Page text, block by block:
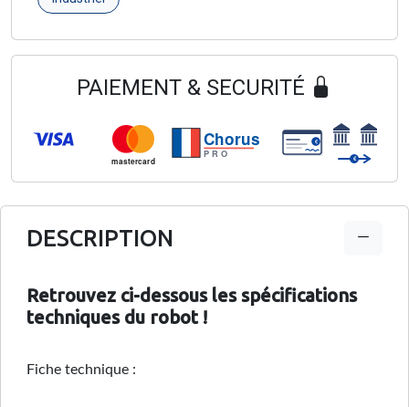
PAIEMENT & SECURITÉ
mastercard
Chorus
PRO
€
€
DESCRIPTION
Retrouvez ci-dessous les spécifications
techniques du robot !
Fiche technique :